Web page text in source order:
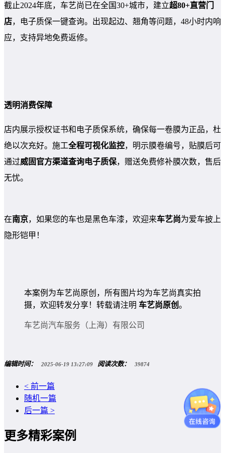
截止2024年底，车艺尚已在全国30+城市，建立超80+直营门
店，电子质保一键查询。出现起边、翘角等问题，48小时内响
应，支持异地免费返修。
透明消费保障
店内展示授权证书和电子质保系统，确保每一卷膜为正品，杜
绝以次充好。施工全程可视化监控，明示膜卷编号，贴膜后可
通过威固官方渠道查询电子质保，赠送免费修补膜次数，售后
无忧。
在南京，如果您的车也是黑色车漆，欢迎来车艺尚为爱车披上
隐形铠甲！
本案例为车艺尚原创，所有图片均为车艺尚真实拍
摄，欢迎转发分享！转载请注明 车艺尚原创 。
车艺尚汽车服务（上海）有限公司
编辑时间： 2025-06-19 13:27:09 阅读次数： 39874
< 前一篇
随机一篇
后一篇 >
更多精彩案例